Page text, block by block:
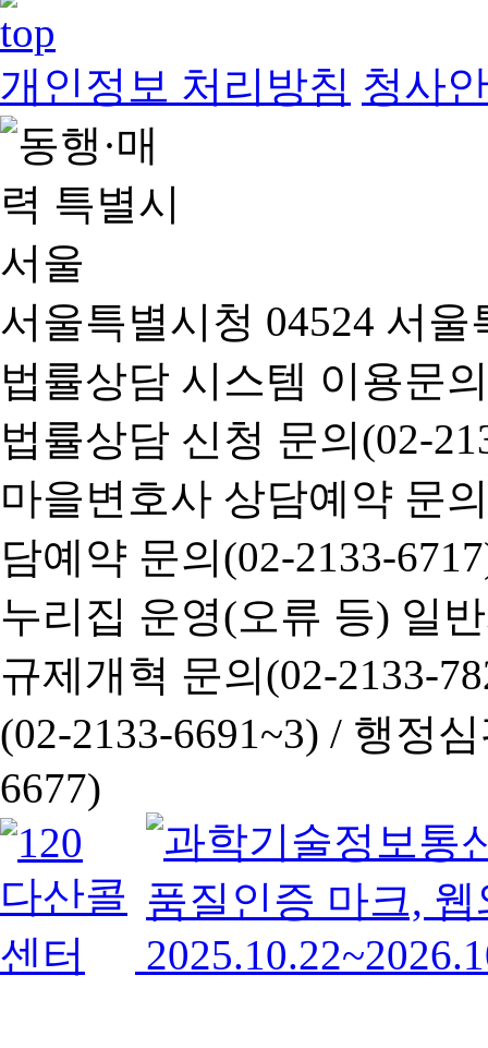
개인정보 처리방침 청사
서울특별시청 04524 서
법률상담 시스템 이용문
법률상담 신청 문의(02-
마을변호사 상담예약 문
담예약 문의(02-2133-
누리집 운영(오류 등) 일
규제개혁 문의(02-2133-
(02-2133-6691~3) / 행정심
6677)